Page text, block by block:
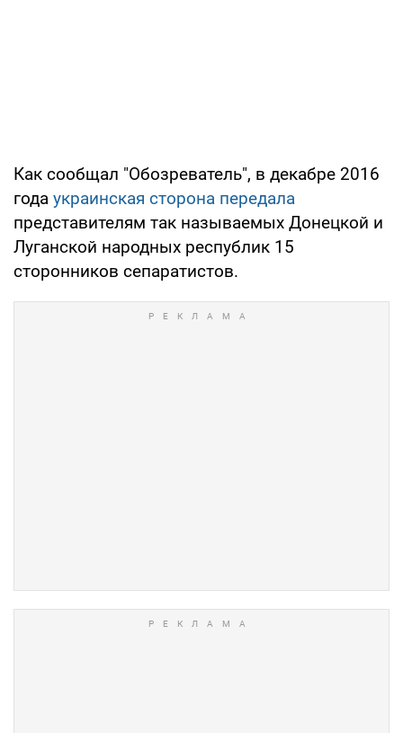
Как сообщал "Обозреватель", в декабре 2016
года украинская сторона передала
представителям так называемых Донецкой и
Луганской народных республик 15
сторонников сепаратистов.